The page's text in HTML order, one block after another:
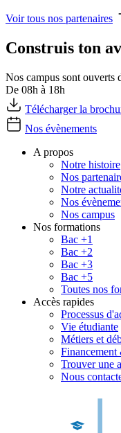
Voir tous nos partenaires
Construis ton
Nos campus sont ouverts
De 08h à 18h
Télécharger la
Nos évènements
A propos
Notre histoire
Nos
Notre
Nos
Nos campus
Nos formations
Bac +1
Bac +2
Bac +3
Bac +5
Toutes nos
Accès rapides
Processus
Vie étudiante
Métiers et
Financement
Trouver une
Nous